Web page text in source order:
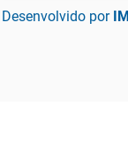
Desenvolvido por